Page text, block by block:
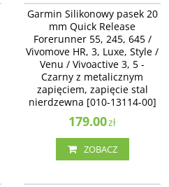
Garmin Silikonowy pasek 20
mm Quick Release
Forerunner 55, 245, 645 /
Vivomove HR, 3, Luxe, Style /
Venu / Vivoactive 3, 5 -
Czarny z metalicznym
zapięciem, zapięcie stal
nierdzewna [010-13114-00]
179.00zł
ZOBACZ